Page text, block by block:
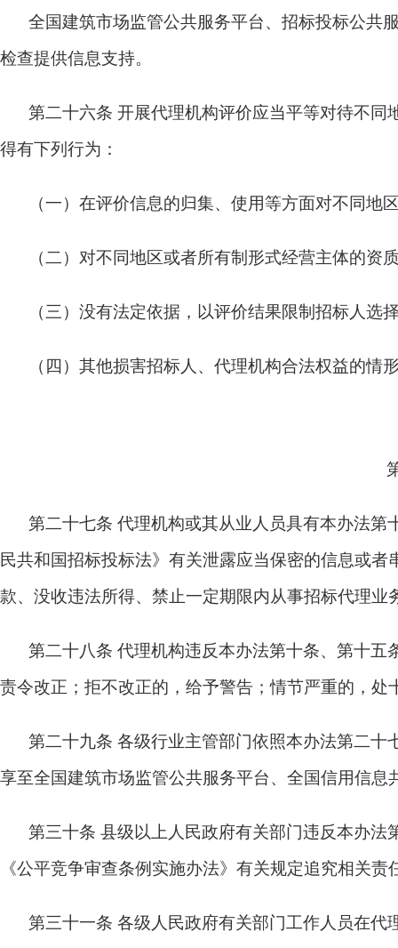
全国建筑市场监管公共服务平台、招标投标公共
检查提供信息支持。
第二十六条 开展代理机构评价应当平等对待不同
得有下列行为：
（一）在评价信息的归集、使用等方面对不同
（二）对不同地区或者所有制形式经营主体的资
（三）没有法定依据，以评价结果限制招标人
（四）其他损害招标人、代理机构合法权益的情
第二十七条 代理机构或其从业人员具有本办法第
民共和国招标投标法》有关泄露应当保密的信息或
款、没收违法所得、禁止一定期限内从事招标代理业
第二十八条 代理机构违反本办法第十条、第十五
责令改正；拒不改正的，给予警告；情节严重的，处
第二十九条 各级行业主管部门依照本办法第二十
享至全国建筑市场监管公共服务平台、全国信用信息
第三十条 县级以上人民政府有关部门违反本办法
《公平竞争审查条例实施办法》有关规定追究相关责
第三十一条 各级人民政府有关部门工作人员在代